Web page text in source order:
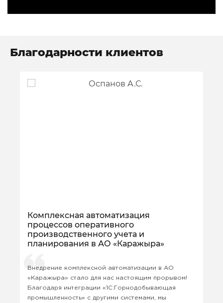
Благодарности клиентов
Комплексная автоматизация
процессов оперативного
производственного учета и
планирования в АО «Каражыра»
Внедрение комплексной автоматизации в АО
«Каражыра» стало для нас настоящим прорывом!
Благодаря интеграции «1С:Горнодобывающая
промышленность» с другими системами, мы